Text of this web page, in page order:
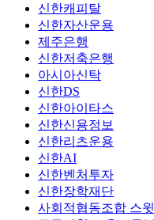
신한캐피탈
신한자산운용
제주은행
신한저축은행
아시아신탁
신한DS
신한아이타스
신한신용정보
신한리츠운용
신한AI
신한벤처투자
신한장학재단
사회적협동조합 스윗